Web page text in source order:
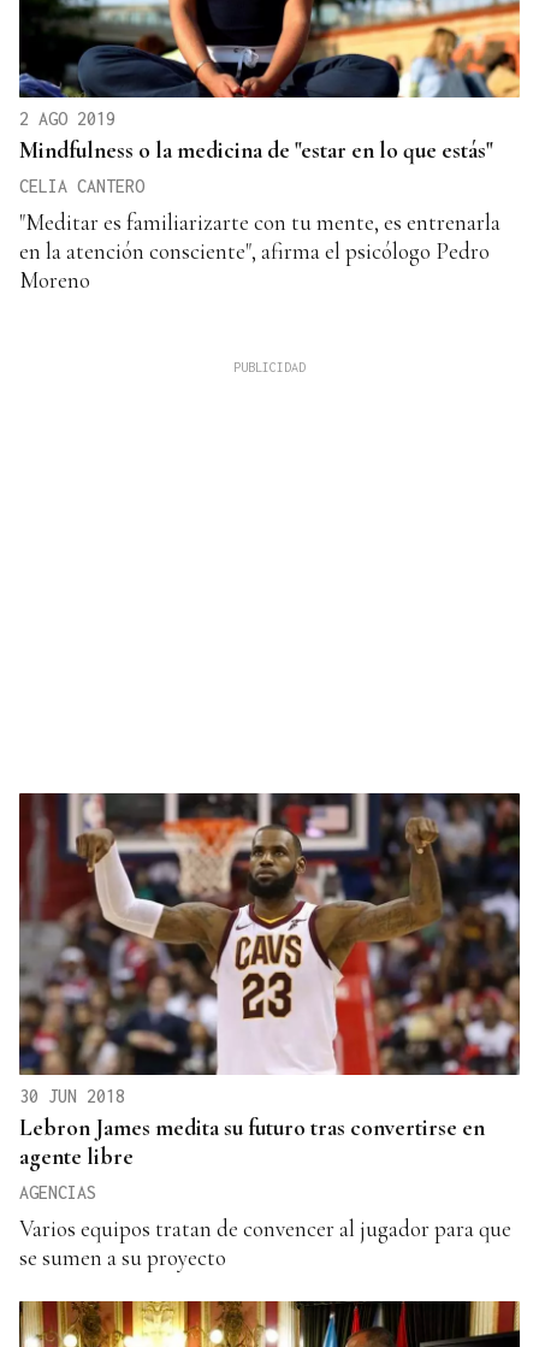
2 AGO 2019
Mindfulness o la medicina de "estar en lo que estás"
CELIA CANTERO
"Meditar es familiarizarte con tu mente, es entrenarla
en la atención consciente", afirma el psicólogo Pedro
Moreno
30 JUN 2018
Lebron James medita su futuro tras convertirse en
agente libre
AGENCIAS
Varios equipos tratan de convencer al jugador para que
se sumen a su proyecto